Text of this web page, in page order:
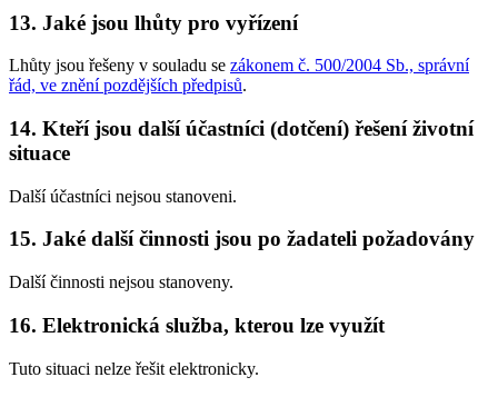
13. Jaké jsou lhůty pro vyřízení
Lhůty jsou řešeny v souladu se zákonem č. 500/2004 Sb., správní
řád, ve znění pozdějších předpisů.
14. Kteří jsou další účastníci (dotčení) řešení životní
situace
Další účastníci nejsou stanoveni.
15. Jaké další činnosti jsou po žadateli požadovány
Další činnosti nejsou stanoveny.
16. Elektronická služba, kterou lze využít
Tuto situaci nelze řešit elektronicky.